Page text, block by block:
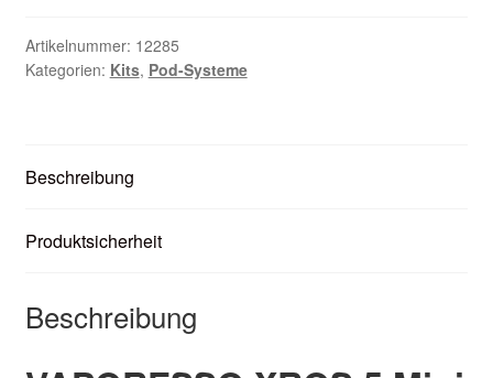
Kontaktformular
Unsere Standorte
Artikelnummer: 12285
Kategorien: Kits, Pod-Systeme
Beschreibung
Produktsicherheit
Beschreibung